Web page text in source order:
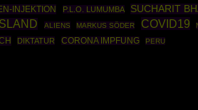
INJEKTION P.L.O. LUMUMBA SUCHARIT
ALIENS MARKUS SÖDER COVID19
DIKTATUR CORONA IMPFUNG PERU